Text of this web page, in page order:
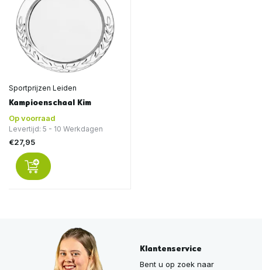
Sportprijzen Leiden
Kampioenschaal Kim
Op voorraad
Levertijd: 5 - 10 Werkdagen
€27,95
Klantenservice
Bent u op zoek naar